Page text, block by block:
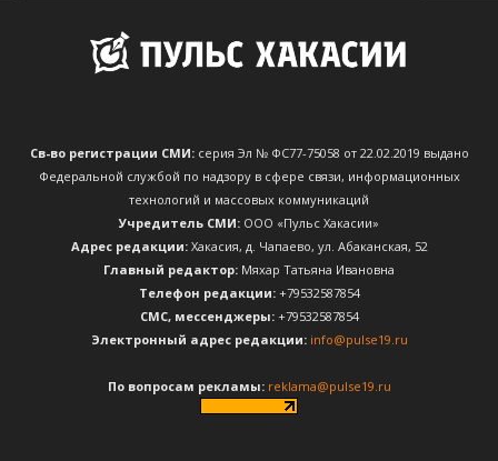
Св-во регистрации СМИ:серия Эл № ФС77-75058 от 22.02.2019 выдано
Федеральной службой по надзору в сфере связи, информационных
технологий и массовых коммуникаций
Учредитель СМИ: ООО «Пульс Хакасии»
Адрес редакции:Хакасия, д. Чапаево, ул. Абаканская, 52
Главный редактор: Мяхар Татьяна Ивановна
Телефон редакции:+79532587854
CМС, мессенджеры:+79532587854
Электронный адрес редакции: info@pulse19.ru
По вопросам рекламы: reklama@pulse19.ru